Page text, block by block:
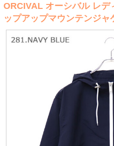
ORCIVAL オーシバル レデ
ップアップマウンテンジ